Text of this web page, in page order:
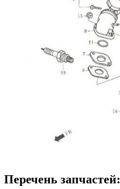
Перечень запчастей: